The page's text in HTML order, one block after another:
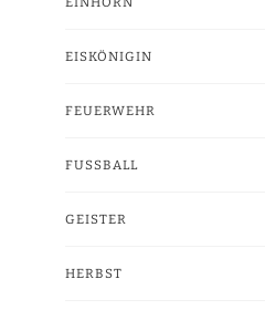
EISKÖNIGIN
FEUERWEHR
FUSSBALL
GEISTER
HERBST